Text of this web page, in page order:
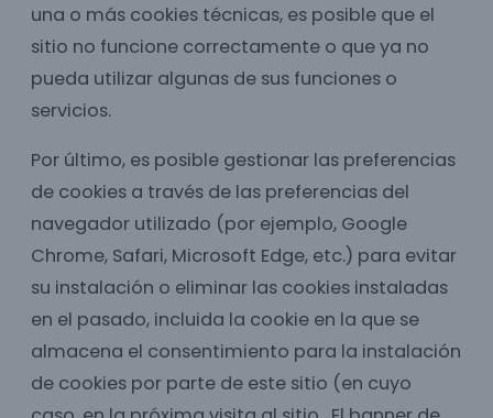
una o más cookies técnicas, es posible que el
sitio no funcione correctamente o que ya no
pueda utilizar algunas de sus funciones o
servicios.
Por último, es posible gestionar las preferencias
de cookies a través de las preferencias del
navegador utilizado (por ejemplo, Google
Chrome, Safari, Microsoft Edge, etc.) para evitar
su instalación o eliminar las cookies instaladas
en el pasado, incluida la cookie en la que se
almacena el consentimiento para la instalación
de cookies por parte de este sitio (en cuyo